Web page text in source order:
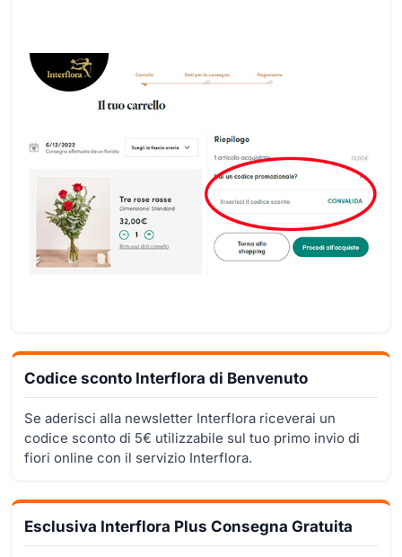
Codice sconto Interflora di Benvenuto
Se aderisci alla newsletter Interflora riceverai un
codice sconto di 5€ utilizzabile sul tuo primo invio di
fiori online con il servizio Interflora.
Esclusiva Interflora Plus Consegna Gratuita